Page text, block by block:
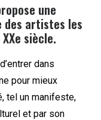
une
des artistes les
siècle.
dans
pour mieux
tel un manifeste,
et par son